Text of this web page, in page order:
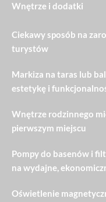
Wnętrze i dodatki
Ciekawy sposób na
turystów
Markiza na taras lub
estetykę i
Wnętrze rodzinnego
pierwszym miejscu
Pompy do basenów i
na wydajne,
Oświetlenie